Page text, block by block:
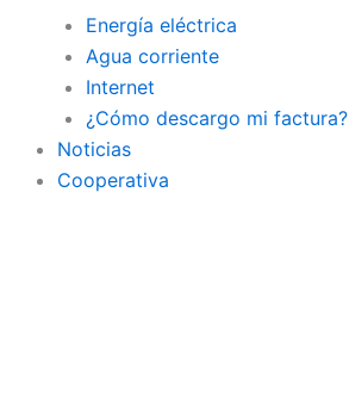
Energía eléctrica
Agua corriente
Internet
¿Cómo descargo mi factura?
Noticias
Cooperativa